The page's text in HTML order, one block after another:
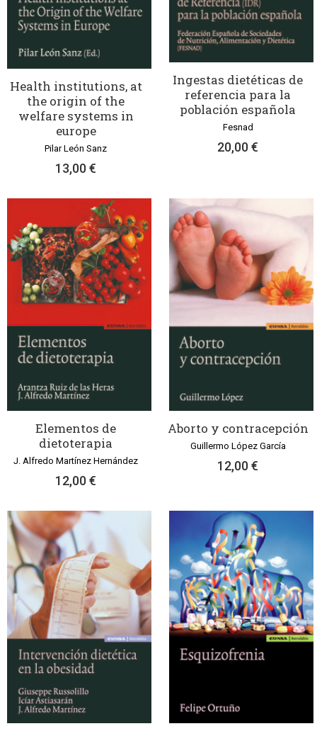
Health institutions, at
the origin of the
welfare systems in
europe
Pilar León Sanz
13,00 €
Ingestas dietéticas de
referencia para la
población española
Fesnad
20,00 €
Elementos de
dietoterapia
J. Alfredo Martínez Hernández
12,00 €
Aborto y contracepción
Guillermo López García
12,00 €